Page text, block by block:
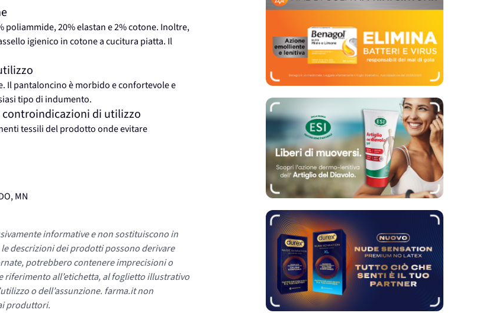
20% elastan e 2% cotone. Inoltre,
igienico in cotone a cucitura piatta. Il
Il pantaloncino è morbido e confortevole e
tipo di indumento.
e controindicazioni di utilizzo
tessili del prodotto onde evitare
MN
informative e non sostituiscono in
descrizioni dei prodotti possono derivare
potrebbero contenere imprecisioni o
riferimento all’etichetta, al foglietto illustrativo
o dell’assunzione. farma.it non
produttori.